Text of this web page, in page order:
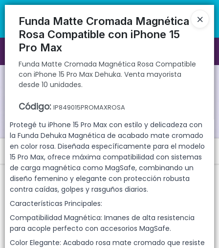
Funda Matte Cromada Magnética Rosa Compatible con iPhone 15 Pro
Funda Matte Cromada Magnética
Rosa Compatible con iPhone 15
Pro Max
Funda Matte Cromada Magnética Rosa Compatible
con iPhone 15 Pro Max Dehuka. Venta mayorista
desde 10 unidades.
Código: IP849015PROMAXROSA
Protegé tu iPhone 15 Pro Max con estilo y delicadeza con
la Funda Dehuka Magnética de acabado mate cromado
en color rosa. Diseñada específicamente para el modelo
15 Pro Max, ofrece máxima compatibilidad con sistemas
de carga magnética como MagSafe, combinando un
diseño femenino y elegante con protección robusta
contra caídas, golpes y rasguños diarios.
Características Principales:
Compatibilidad Magnética: Imanes de alta resistencia
para acople perfecto con accesorios MagSafe.
Color Elegante: Acabado rosa mate cromado que resiste
directa | 📦 Comprá mayorista desde 10 unidades. ¡Registrate y
accedé a precios exclusivos!
CÓMO COMPRAR
QUIÉNES SOMOS
GARANTIAS
CONTACTO
Menú
Funda Matte Cromada Magnética Rosa Compatible con iPhone 15
Pro Max Dehuka. Venta mayorista desde 10 unidades.
Lista vacía